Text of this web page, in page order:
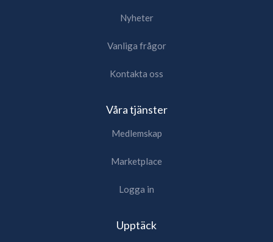
Nyheter
Vanliga frågor
Kontakta oss
Våra tjänster
Medlemskap
Marketplace
Logga in
Upptäck